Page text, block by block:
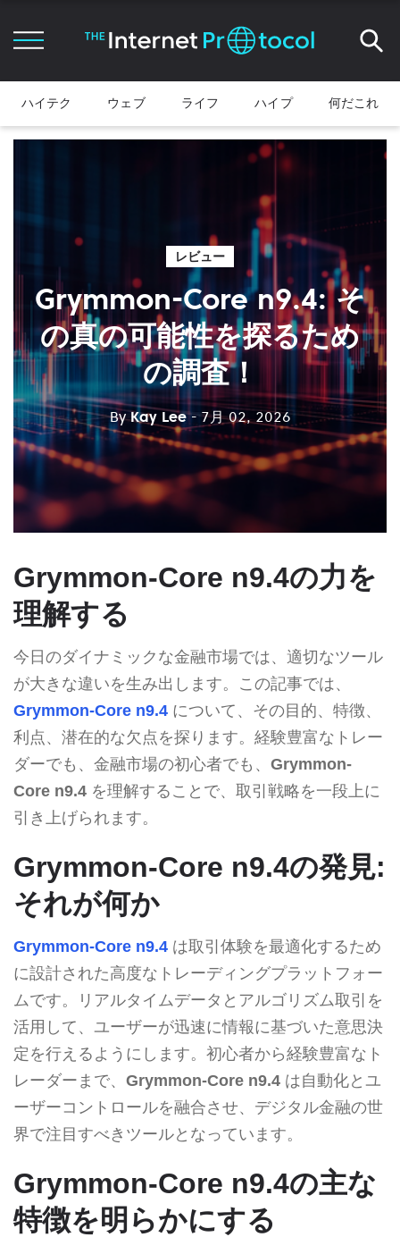
ハイテク ウェブ ライフ ハイプ 何だこれ
レビュー
Grymmon-Core n9.4: そ
の真の可能性を探るため
の調査！
ByKay Lee - 7月 02, 2026
Grymmon-Core n9.4の力を
理解する
今日のダイナミックな金融市場では、適切なツール
が大きな違いを生み出します。この記事では、
Grymmon-Core n9.4 について、その目的、特徴、
利点、潜在的な欠点を探ります。経験豊富なトレー
ダーでも、金融市場の初心者でも、 Grymmon-
Core n9.4 を理解することで、取引戦略を一段上に
引き上げられます。
Grymmon-Core n9.4の発見:
それが何か
Grymmon-Core n9.4 は取引体験を最適化するため
に設計された高度なトレーディングプラットフォー
ムです。リアルタイムデータとアルゴリズム取引を
活用して、ユーザーが迅速に情報に基づいた意思決
定を行えるようにします。初心者から経験豊富なト
レーダーまで、 Grymmon-Core n9.4 は自動化とユ
ーザーコントロールを融合させ、デジタル金融の世
界で注目すべきツールとなっています。
Grymmon-Core n9.4の主な
特徴を明らかにする